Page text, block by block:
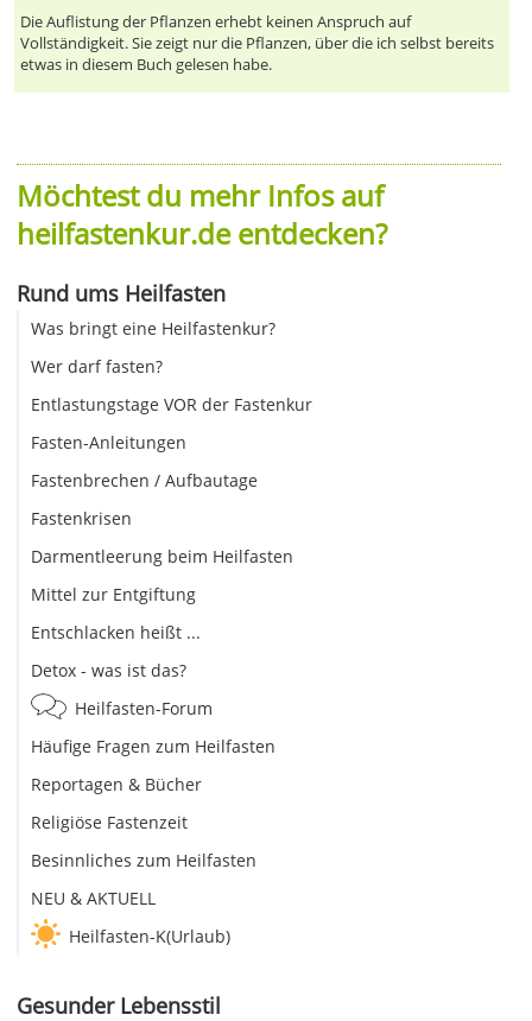
Die Auflistung der Pflanzen erhebt keinen Anspruch auf
Vollständigkeit. Sie zeigt nur die Pflanzen, über die ich selbst bereits
etwas in diesem Buch gelesen habe.
Möchtest du mehr Infos auf
heilfastenkur.de entdecken?
Rund ums Heilfasten
Was bringt eine Heilfastenkur?
Wer darf fasten?
Entlastungstage VOR der Fastenkur
Fasten-Anleitungen
Fastenbrechen / Aufbautage
Fastenkrisen
Darmentleerung beim Heilfasten
Mittel zur Entgiftung
Entschlacken heißt ...
Detox - was ist das?
Heilfasten-Forum
Häufige Fragen zum Heilfasten
Reportagen & Bücher
Religiöse Fastenzeit
Besinnliches zum Heilfasten
NEU & AKTUELL
Heilfasten-K(Urlaub)
Gesunder Lebensstil